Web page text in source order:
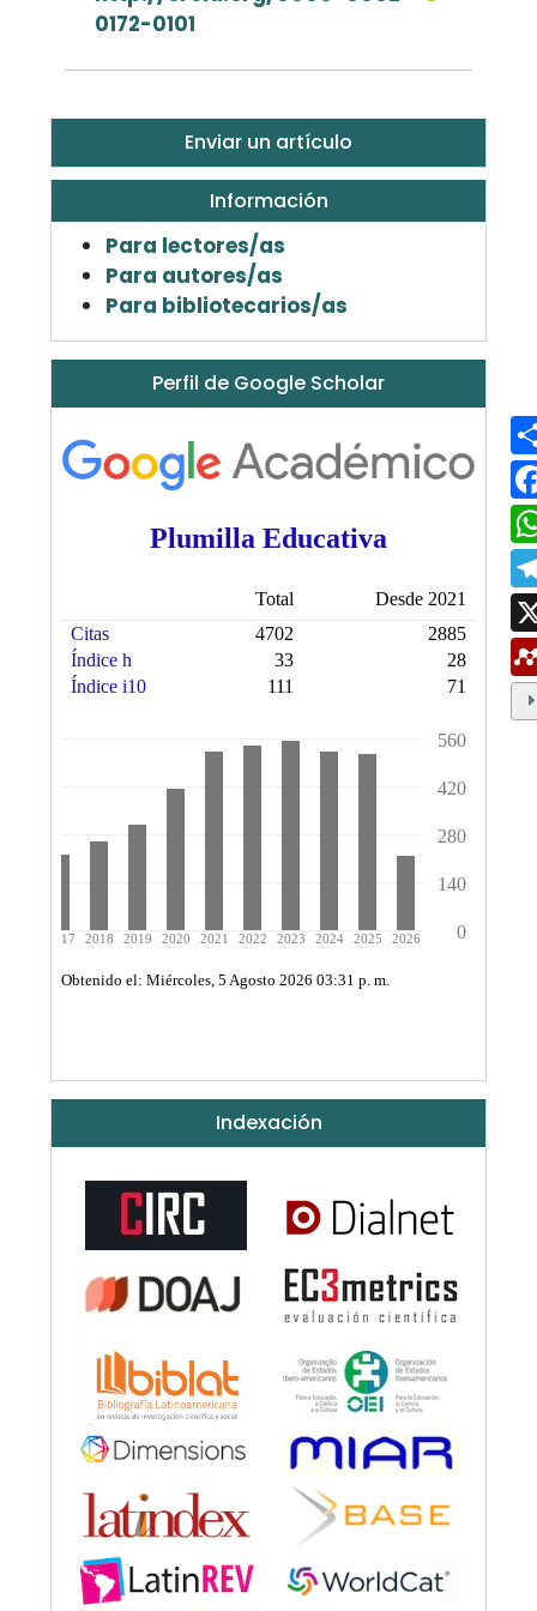
0172-0101
Enviar un artículo
Información
Para lectores/as
Para autores/as
Para bibliotecarios/as
Perfil de Google Scholar
Indexación